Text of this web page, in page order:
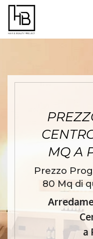
MQ A
Prezzo
80 Mq di
a